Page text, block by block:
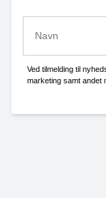
Ved tilmelding til
marketing samt andet